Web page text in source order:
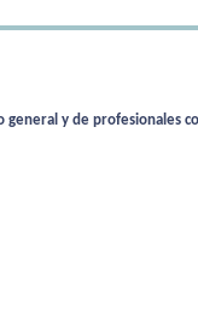
general y de profesionales